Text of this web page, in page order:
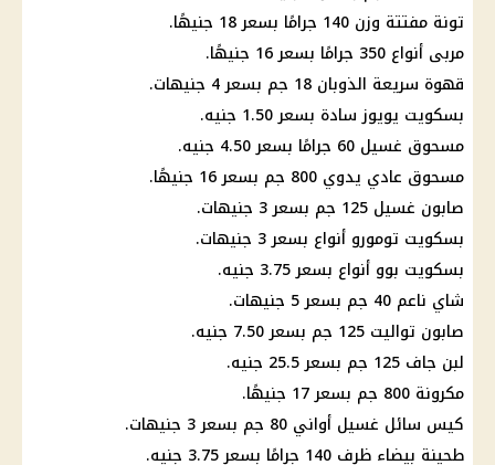
تونة مفتتة وزن 140 جرامًا بسعر 18 جنيهًا.
مربى أنواع 350 جرامًا بسعر 16 جنيهًا.
قهوة سريعة الذوبان 18 جم بسعر 4 جنيهات.
بسكويت يويوز سادة بسعر 1.50 جنيه.
مسحوق غسيل 60 جرامًا بسعر 4.50 جنيه.
مسحوق عادي يدوي 800 جم بسعر 16 جنيهًا.
صابون غسيل 125 جم بسعر 3 جنيهات.
بسكويت تومورو أنواع بسعر 3 جنيهات.
بسكويت بوو أنواع بسعر 3.75 جنيه.
شاي ناعم 40 جم بسعر 5 جنيهات.
صابون تواليت 125 جم بسعر 7.50 جنيه.
لبن جاف 125 جم بسعر 25.5 جنيه.
مكرونة 800 جم بسعر 17 جنيهًا.
كيس سائل غسيل أواني 80 جم بسعر 3 جنيهات.
طحينة بيضاء ظرف 140 جرامًا بسعر 3.75 جنيه.